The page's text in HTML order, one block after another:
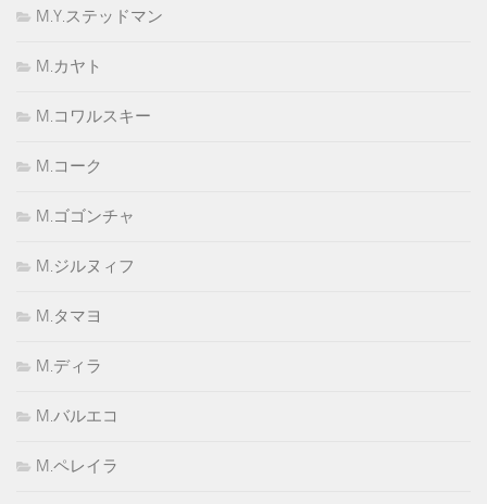
M.Y.ステッドマン
M.カヤト
M.コワルスキー
M.コーク
M.ゴゴンチャ
M.ジルヌィフ
M.タマヨ
M.ディラ
M.バルエコ
M.ペレイラ